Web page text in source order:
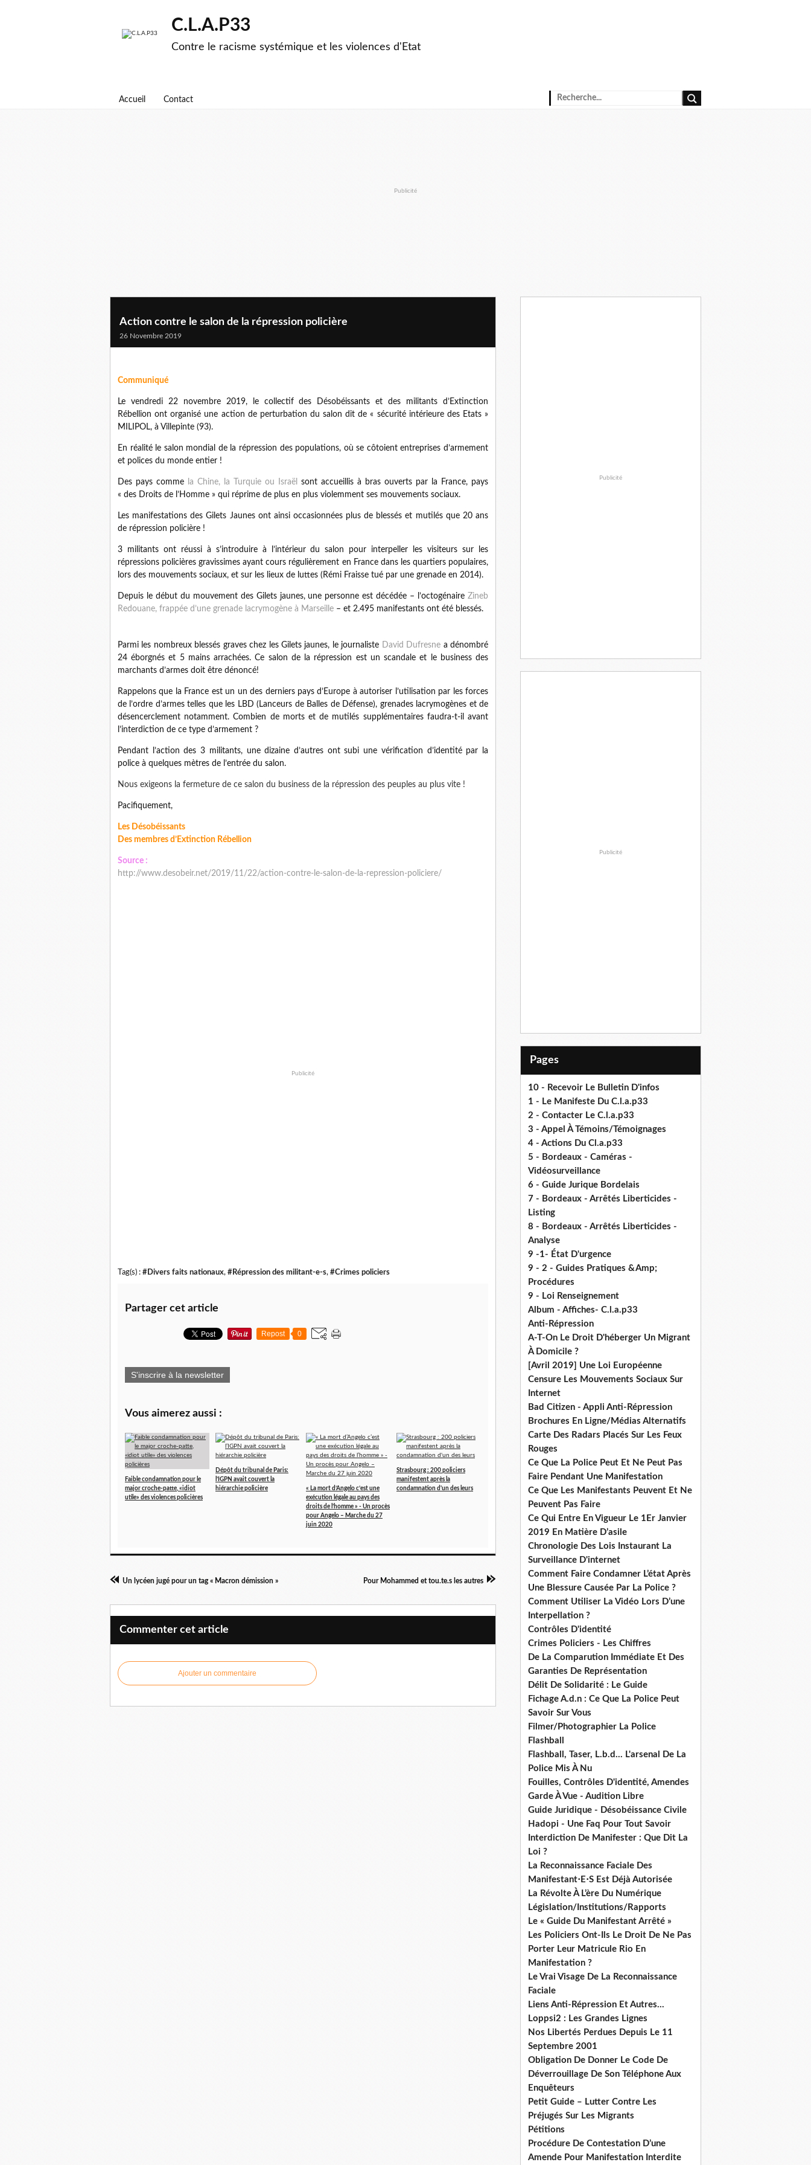
C.L.A.P33
Contre le racisme systémique et les violences d'Etat
Accueil Contact
Publicité
Action contre le salon de la répression policière
26 Novembre 2019
Communiqué
Le vendredi 22 novembre 2019, le collectif des Désobéissants et des militants d’Extinction
Rébellion ont organisé une action de perturbation du salon dit de « sécurité intérieure des Etats »
MILIPOL, à Villepinte (93).
En réalité le salon mondial de la répression des populations, où se côtoient entreprises d’armement
et polices du monde entier !
Des pays comme la Chine, la Turquie ou Israël
sont accueillis à bras ouverts par la France, pays
« des Droits de l’Homme » qui réprime de plus en plus violemment ses mouvements sociaux.
Les manifestations des Gilets Jaunes ont ainsi occasionnées plus de blessés et mutilés que 20 ans
de répression policière !
3 militants ont réussi à s’introduire à l’intérieur du salon pour interpeller les visiteurs sur les
répressions policières gravissimes ayant cours régulièrement en France dans les quartiers populaires,
lors des mouvements sociaux, et sur les lieux de luttes (Rémi Fraisse tué par une grenade en 2014).
Depuis le début du mouvement des Gilets jaunes, une personne est décédée – l’octogénaire Zineb
Redouane, frappée d’une grenade lacrymogène à Marseille – et 2.495 manifestants ont été blessés.
Parmi les nombreux blessés graves chez les Gilets jaunes, le journaliste David Dufresne a dénombré
24 éborgnés et 5 mains arrachées. Ce salon de la répression est un scandale et le business des
marchants d’armes doit être dénoncé!
Rappelons que la France est un un des derniers pays d’Europe à autoriser l’utilisation par les forces
de l’ordre d’armes telles que les LBD (Lanceurs de Balles de Défense), grenades lacrymogènes et de
désencerclement notamment. Combien de morts et de mutilés supplémentaires faudra-t-il avant
l’interdiction de ce type d’armement ?
Pendant l’action des 3 militants, une dizaine d’autres ont subi une vérification d’identité par la
police à quelques mètres de l’entrée du salon.
Nous exigeons la fermeture de ce salon du business de la répression des peuples au plus vite !
Pacifiquement,
Les Désobéissants
Des membres d’Extinction Rébellion
Source :
http://www.desobeir.net/2019/11/22/action-contre-le-salon-de-la-repression-policiere/
Publicité
Tag(s) : #Divers faits nationaux, #Répression des militant-e-s, #Crimes policiers
Partager cet article
Repost 0
S'inscrire à la newsletter
Vous aimerez aussi :
Faible condamnation pour le
major croche-patte, «idiot
utile» des violences policières
Dépôt du tribunal de Paris:
l’IGPN avait couvert la
hiérarchie policière
« La mort d’Angelo c’est une
exécution légale au pays des
droits de l’homme » - Un procès
pour Angelo – Marche du 27
juin 2020
Strasbourg : 200 policiers
manifestent après la
condamnation d'un des leurs
Un lycéen jugé pour un tag « Macron démission » Pour Mohammed et tou.te.s les autres
Commenter cet article
Ajouter un commentaire
Publicité
Publicité
Pages
10 - Recevoir Le Bulletin D'infos
1 - Le Manifeste Du C.l.a.p33
2 - Contacter Le C.l.a.p33
3 - Appel À Témoins/Témoignages
4 - Actions Du Cl.a.p33
5 - Bordeaux - Caméras -
Vidéosurveillance
6 - Guide Jurique Bordelais
7 - Bordeaux - Arrêtés Liberticides -
Listing
8 - Bordeaux - Arrêtés Liberticides -
Analyse
9 -1- État D'urgence
9 - 2 - Guides Pratiques &Amp;
Procédures
9 - Loi Renseignement
Album - Affiches- C.l.a.p33
Anti-Répression
A-T-On Le Droit D'héberger Un Migrant
À Domicile ?
[Avril 2019] Une Loi Européenne
Censure Les Mouvements Sociaux Sur
Internet
Bad Citizen - Appli Anti-Répression
Brochures En Ligne/Médias Alternatifs
Carte Des Radars Placés Sur Les Feux
Rouges
Ce Que La Police Peut Et Ne Peut Pas
Faire Pendant Une Manifestation
Ce Que Les Manifestants Peuvent Et Ne
Peuvent Pas Faire
Ce Qui Entre En Vigueur Le 1Er Janvier
2019 En Matière D’asile
Chronologie Des Lois Instaurant La
Surveillance D'internet
Comment Faire Condamner L’état Après
Une Blessure Causée Par La Police ?
Comment Utiliser La Vidéo Lors D’une
Interpellation ?
Contrôles D'identité
Crimes Policiers - Les Chiffres
De La Comparution Immédiate Et Des
Garanties De Représentation
Délit De Solidarité : Le Guide
Fichage A.d.n : Ce Que La Police Peut
Savoir Sur Vous
Filmer/Photographier La Police
Flashball
Flashball, Taser, L.b.d... L'arsenal De La
Police Mis À Nu
Fouilles, Contrôles D'identité, Amendes
Garde À Vue - Audition Libre
Guide Juridique - Désobéissance Civile
Hadopi - Une Faq Pour Tout Savoir
Interdiction De Manifester : Que Dit La
Loi ?
La Reconnaissance Faciale Des
Manifestant⋅E⋅S Est Déjà Autorisée
La Révolte À L’ère Du Numérique
Législation/Institutions/Rapports
Le « Guide Du Manifestant Arrêté »
Les Policiers Ont-Ils Le Droit De Ne Pas
Porter Leur Matricule Rio En
Manifestation ?
Le Vrai Visage De La Reconnaissance
Faciale
Liens Anti-Répression Et Autres...
Loppsi2 : Les Grandes Lignes
Nos Libertés Perdues Depuis Le 11
Septembre 2001
Obligation De Donner Le Code De
Déverrouillage De Son Téléphone Aux
Enquêteurs
Petit Guide – Lutter Contre Les
Préjugés Sur Les Migrants
Pétitions
Procédure De Contestation D’une
Amende Pour Manifestation Interdite